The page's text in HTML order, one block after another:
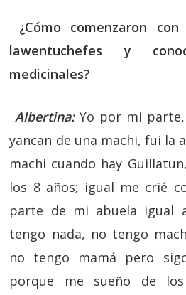
¿Cómo comenzaron
lawentuchefes y
medicinales?
Albertina:Yo por mi
yancan de una machi, fui la
machi cuando hay
los 8 años; igual me crié
parte de mi abuela igual
tengo nada, no tengo
no tengo mamá pero
porque me sueño de